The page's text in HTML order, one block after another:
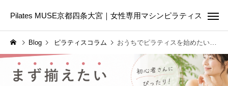
Pilates MUSE京都四条大宮｜女性専用マシンピラティス
Blog ピラティスコラム おうちでピラティスを始めたい方へ｜まず揃えたいおすすめアイテム5選